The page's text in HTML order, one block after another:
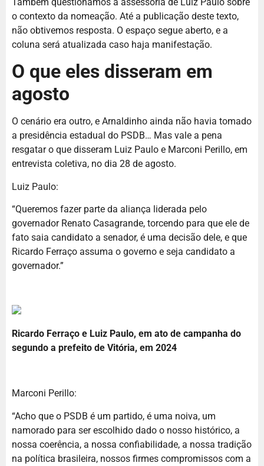
o contexto da nomeação. Até a publicação deste texto,
não obtivemos resposta. O espaço segue aberto, e a
coluna será atualizada caso haja manifestação.
O que eles disseram em
agosto
O cenário era outro, e Arnaldinho ainda não havia tomado
a presidência estadual do PSDB… Mas vale a pena
resgatar o que disseram Luiz Paulo e Marconi Perillo, em
entrevista coletiva, no dia 28 de agosto.
Luiz Paulo:
“Queremos fazer parte da aliança liderada pelo
governador Renato Casagrande, torcendo para que ele de
fato saia candidato a senador, é uma decisão dele, e que
Ricardo Ferraço assuma o governo e seja candidato a
governador.”
Ricardo Ferraço e Luiz Paulo, em ato de campanha do
segundo a prefeito de Vitória, em 2024
Marconi Perillo:
“Acho que o PSDB é um partido, é uma noiva, um
namorado para ser escolhido dado o nosso histórico, a
nossa coerência, a nossa confiabilidade, a nossa tradição
na política brasileira, nossos firmes compromissos com a